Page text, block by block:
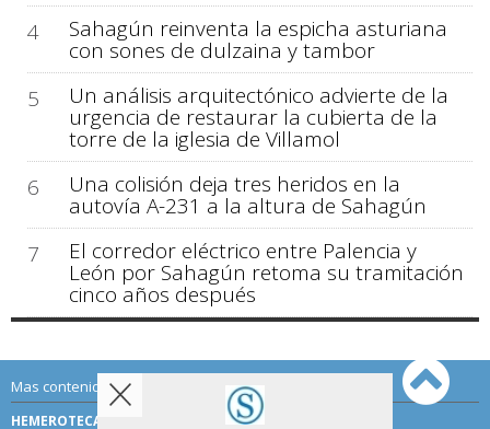
4
Sahagún reinventa la espicha asturiana
con sones de dulzaina y tambor
5
Un análisis arquitectónico advierte de la
urgencia de restaurar la cubierta de la
torre de la iglesia de Villamol
6
Una colisión deja tres heridos en la
autovía A-231 a la altura de Sahagún
7
El corredor eléctrico entre Palencia y
León por Sahagún retoma su tramitación
cinco años después
Mas contenido de Sahagún Digital:
HEMEROTECA TÉRMINOS DE USO